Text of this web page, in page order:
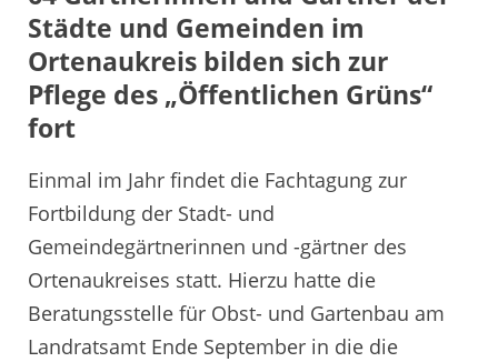
Städte und Gemeinden im
Ortenaukreis bilden sich zur
Pflege des „Öffentlichen Grüns“
fort
Einmal im Jahr findet die Fachtagung zur
Fortbildung der Stadt- und
Gemeindegärtnerinnen und -gärtner des
Ortenaukreises statt. Hierzu hatte die
Beratungsstelle für Obst- und Gartenbau am
Landratsamt Ende September in die die